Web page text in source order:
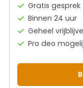
Gratis gesprek
Binnen 24 uur
Geheel
Pro deo